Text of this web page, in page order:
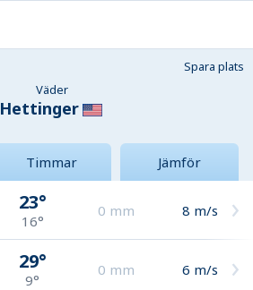
Spara plats
Väder
Hettinger
Timmar Jämför
23°
16°
0 mm 8 m/s
29°
9°
0 mm 6 m/s